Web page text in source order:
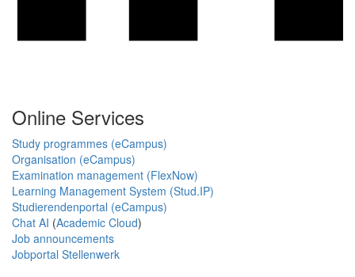
Online Services
Study programmes (eCampus)
Organisation (eCampus)
Examination management (FlexNow)
Learning Management System (Stud.IP)
Studierendenportal (eCampus)
Chat AI (Academic Cloud)
Job announcements
Jobportal Stellenwerk